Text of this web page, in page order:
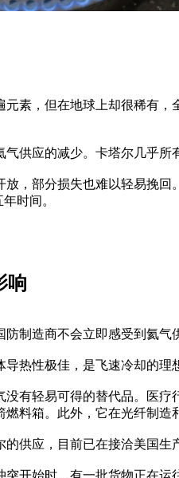
素，但在地球上却很稀有
供应的减少。卡塔尔几乎
，部分损失也难以轻易挽
时间。
响
制造商不会立即感受到氦
热性极佳，是飞速冷却的
有轻易可得的替代品。医
料箱。此外，它在光纤制造
供应，目前已在接洽美国